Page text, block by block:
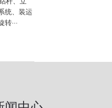
统、装运
···